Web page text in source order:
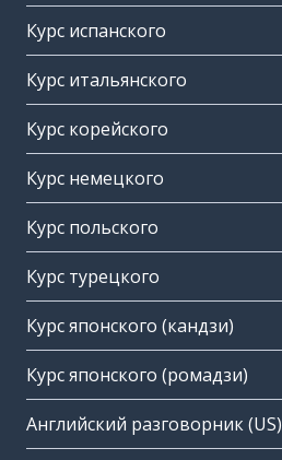
Курс испанского
Курс итальянского
Курс корейского
Курс немецкого
Курс польского
Курс турецкого
Курс японского (кандзи)
Курс японского (ромадзи)
Английский разговорник (US)